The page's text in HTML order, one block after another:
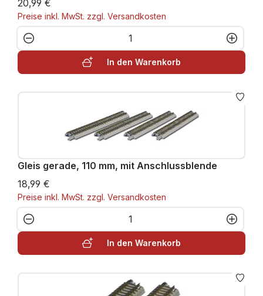
20,99 €
Preise inkl. MwSt. zzgl. Versandkosten
Produkt Anzahl: Gib den
In den Warenkorb
Gleis gerade, 110 mm, mit Anschlussblende
18,99 €
Preise inkl. MwSt. zzgl. Versandkosten
Produkt Anzahl: Gib den
In den Warenkorb